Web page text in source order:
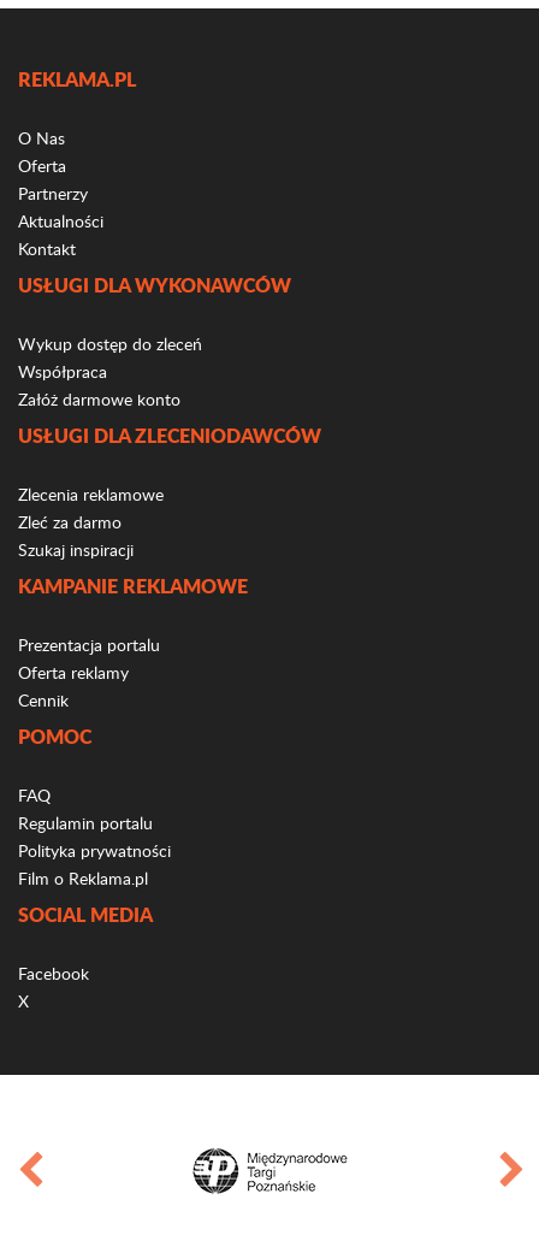
REKLAMA.PL
O Nas
Oferta
Partnerzy
Aktualności
Kontakt
USŁUGI DLA WYKONAWCÓW
Wykup dostęp do zleceń
Współpraca
Załóż darmowe konto
USŁUGI DLA ZLECENIODAWCÓW
Zlecenia reklamowe
Zleć za darmo
Szukaj inspiracji
KAMPANIE REKLAMOWE
Prezentacja portalu
Oferta reklamy
Cennik
POMOC
FAQ
Regulamin portalu
Polityka prywatności
Film o Reklama.pl
SOCIAL MEDIA
Facebook
X